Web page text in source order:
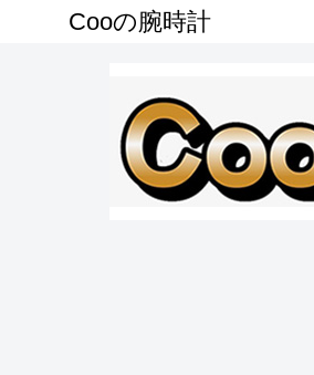
Cooの腕時計